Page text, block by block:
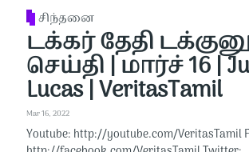
சிந்தனை
டக்கர் தேதி
செய்தி | மார்ச் 16 |
Lucas | VeritasTamil
Mar 16, 2022
Youtube: http://youtube.com/VeritasTamil​​